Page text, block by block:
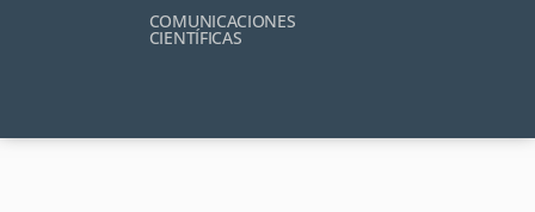
COMUNICACIONES
CIENTÍFICAS